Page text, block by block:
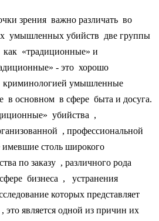
зрения важно различать во
умышленных убийств две группы
как «традиционные» и
- это хорошо
криминологией умышленные
в основном в сфере быта и досуга.
убийства ,
, профессиональной
столь широкого
по заказу , различного рода
бизнеса , устранения
которых представляет
является одной из причин их